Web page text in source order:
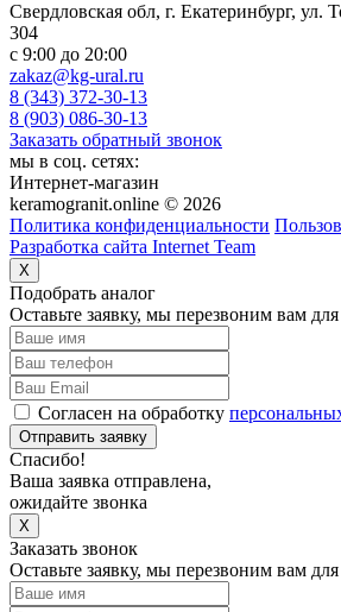
Свердловская обл, г. Екатеринбург, ул.
304
c 9:00 до 20:00
zakaz@kg-ural.ru
8 (343) 372-30-13
8 (903) 086-30-13
Заказать обратный звонок
мы в соц. сетях:
Интернет-магазин
keramogranit.online © 2026
Политика конфиденциальности
Разработка сайта Internet Team
X
Подобрать аналог
Оставьте заявку, мы перезвоним вам
Согласен на обработку
Отправить заявку
Спасибо!
Ваша заявка отправлена,
ожидайте звонка
X
Заказать звонок
Оставьте заявку, мы перезвоним вам